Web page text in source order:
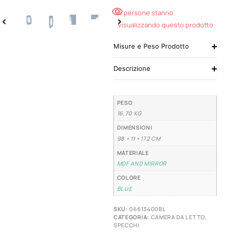
4 persone stanno
visualizzando questo prodotto
Misure e Peso Prodotto
Descrizione
PESO
16,70 KG
DIMENSIONI
98 × 11 × 172 CM
MATERIALE
MDF AND MIRROR
COLORE
BLUE
SKU:06613400BL
CATEGORIA: CAMERA DA LETTO,
SPECCHI